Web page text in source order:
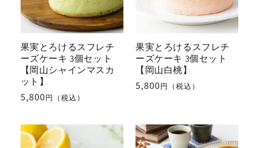
果実とろけるスフレチ
ーズケーキ 3個セット
【岡山シャインマスカ
ット】
通
価
格
5,800円（税込）
果実とろけるスフレチ
ーズケーキ 3個セット
【岡山白桃】
通
格
5,800円（税込）